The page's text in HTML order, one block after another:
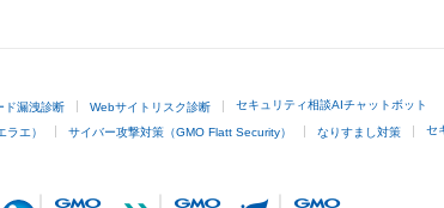
ド漏洩診断 Webサイトリスク診断 セキュリティ相談AIチャットボット
エ） サイバー攻撃対策（GMO Flatt Security） なりすまし対策 セ